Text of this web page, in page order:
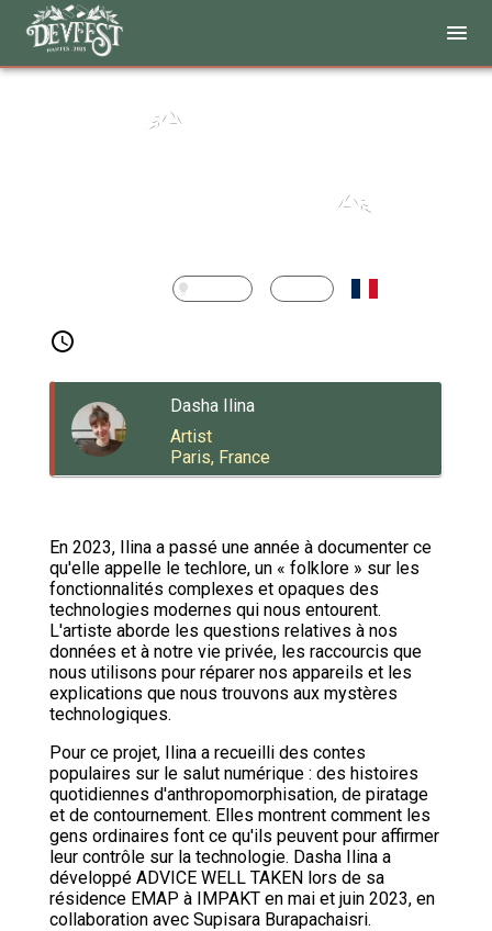
Dasha Ilina
Artist
Paris, France
En 2023, Ilina a passé une année à documenter ce
qu'elle appelle le techlore, un « folklore » sur les
fonctionnalités complexes et opaques des
technologies modernes qui nous entourent.
L'artiste aborde les questions relatives à nos
données et à notre vie privée, les raccourcis que
nous utilisons pour réparer nos appareils et les
explications que nous trouvons aux mystères
technologiques.
Pour ce projet, Ilina a recueilli des contes
populaires sur le salut numérique : des histoires
quotidiennes d'anthropomorphisation, de piratage
et de contournement. Elles montrent comment les
gens ordinaires font ce qu'ils peuvent pour affirmer
leur contrôle sur la technologie. Dasha Ilina a
développé ADVICE WELL TAKEN lors de sa
résidence EMAP à IMPAKT en mai et juin 2023, en
collaboration avec Supisara Burapachaisri.